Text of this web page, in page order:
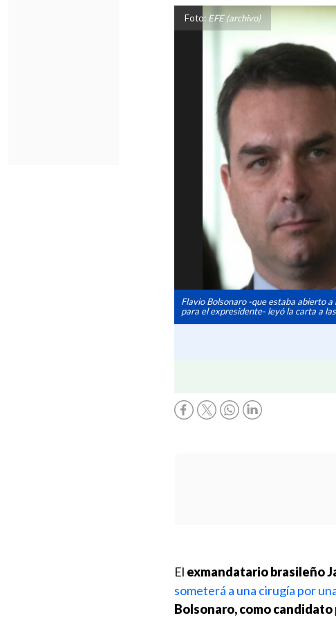
Foto: EFE (archivo)
Flavio Bolsonaro -que estaba abierto
para el expresidente- leyó la carta a
El exmandatario brasileño
someterá a una cirugía por
Bolsonaro, como